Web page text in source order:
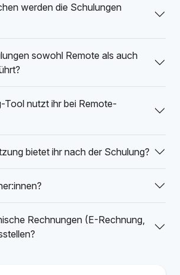
werden die Schulungen
sowohl Remote als auch
Tool nutzt ihr bei Remote-
bietet ihr nach der Schulung?
Rechnungen (E-Rechnung,